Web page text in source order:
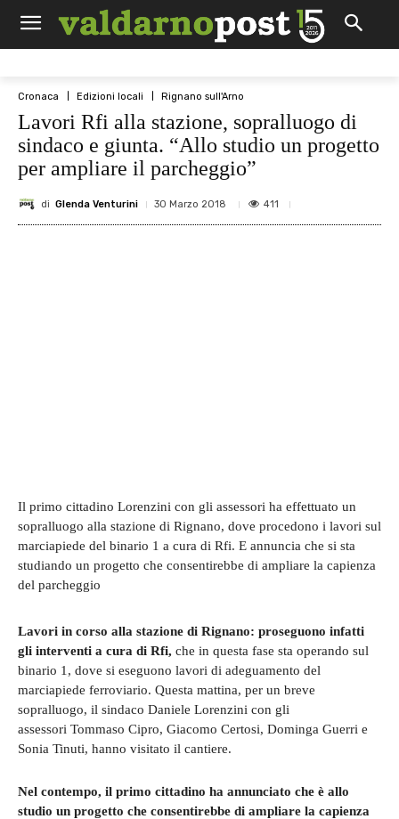
Cronaca Edizioni locali Rignano sull'Arno
Lavori Rfi alla stazione, sopralluogo di
sindaco e giunta. “Allo studio un progetto
per ampliare il parcheggio”
di Glenda Venturini 30 Marzo 2018 411
Il primo cittadino Lorenzini con gli assessori ha effettuato un
sopralluogo alla stazione di Rignano, dove procedono i lavori sul
marciapiede del binario 1 a cura di Rfi. E annuncia che si sta
studiando un progetto che consentirebbe di ampliare la capienza
del parcheggio
Lavori in corso alla stazione di Rignano: proseguono infatti
gli interventi a cura di Rfi, che in questa fase sta operando sul
binario 1, dove si eseguono lavori di adeguamento del
marciapiede ferroviario. Questa mattina, per un breve
sopralluogo, il sindaco Daniele Lorenzini con gli
assessori Tommaso Cipro, Giacomo Certosi, Dominga Guerri e
Sonia Tinuti, hanno visitato il cantiere.
Nel contempo, il primo cittadino ha annunciato che è allo
studio un progetto che consentirebbe di ampliare la capienza